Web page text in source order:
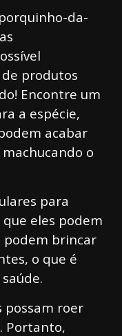
da-
produtos
Encontre um
a espécie,
acabar
o
para
eles podem
podem brincar
o que é
possam roer
Portanto,